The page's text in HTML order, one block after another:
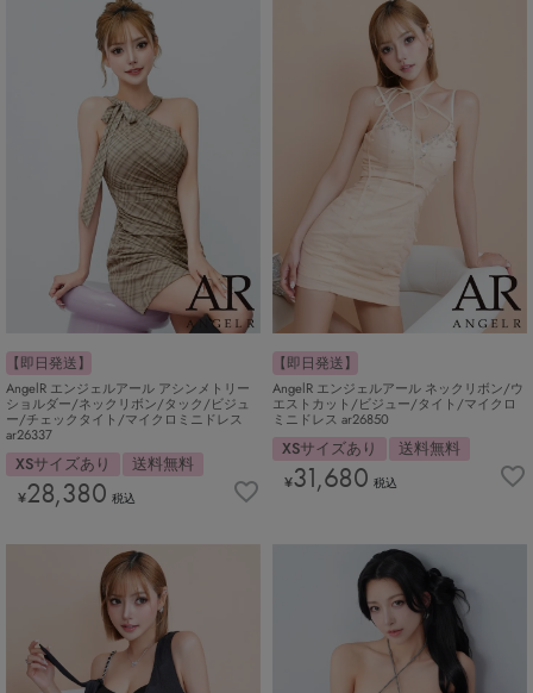
【即日発送】
AngelR エンジェルアール アシンメトリー
ショルダー/ネックリボン/タック/ビジュ
ー/チェックタイト/マイクロミニドレス
ar26337
XSサイズあり 送料無料
¥28,380 税込
【即日発送】
AngelR エンジェルアール ネックリボン/ウ
エストカット/ビジュー/タイト/マイクロ
ミニドレス ar26850
XSサイズあり 送料無料
¥31,680 税込